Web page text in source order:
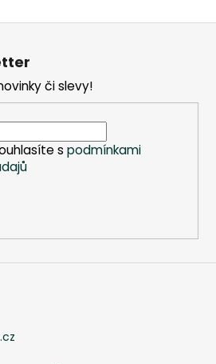
či slevy!
s podmínkami